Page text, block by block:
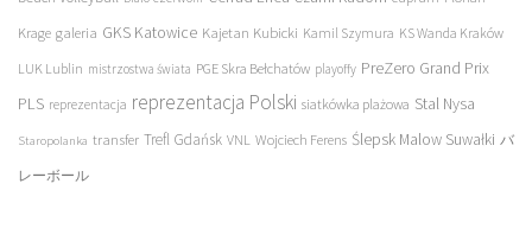
Krage galeria GKS Katowice Kajetan Kubicki Kamil Szymura KS Wanda Kraków
LUK Lublin mistrzostwa świata PGE Skra Bełchatów playoffy PreZero Grand Prix
PLS reprezentacja reprezentacja Polski siatkówka plażowa Stal Nysa
Staropolanka transfer Trefl Gdańsk VNL Wojciech Ferens Ślepsk Malow Suwałki バ
レーボール